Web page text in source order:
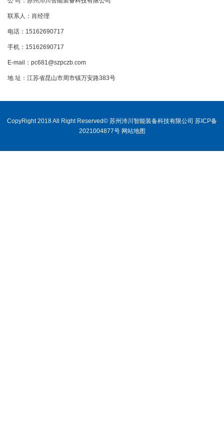
联系人：肖经理
电话：15162690717
手机：15162690717
E-mail：pc681@szpczb.com
地 址：江苏省昆山市周市镇万安路383号
CopyRight 2018 All Right Reserved© 苏州沛川智能装备科技有限公司 苏ICP备
2021004877号 网站地图